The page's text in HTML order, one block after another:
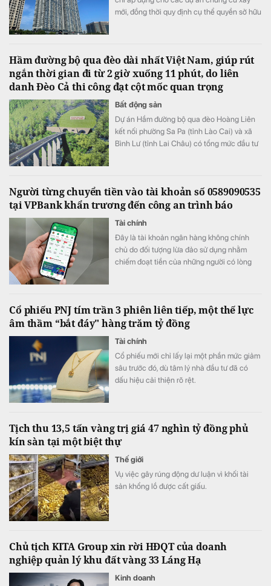
mới, đồng thời quy định cụ thể quyền sở hữu
Hầm đường bộ qua đèo dài nhất Việt Nam, giúp rút
ngắn thời gian đi từ 2 giờ xuống 11 phút, do liên
danh Đèo Cả thi công đạt cột mốc quan trọng
Bất động sản
​Dự án Hầm đường bộ qua đèo Hoàng Liên
kết nối phường Sa Pa (tỉnh Lào Cai) và xã
Bình Lư (tỉnh Lai Châu) có tổng mức đầu tư
Người từng chuyển tiền vào tài khoản số 0589090535
tại VPBank khẩn trương đến công an trình báo
Tài chính
Đây là tài khoản ngân hàng không chính
chủ do đối tượng lừa đảo sử dụng nhằm
chiếm đoạt tiền của những người có lòng
Cổ phiếu PNJ tím trần 3 phiên liên tiếp, một thế lực
âm thầm “bắt đáy" hàng trăm tỷ đồng
Tài chính
Cổ phiếu mới chỉ lấy lại một phần mức giảm
sâu trước đó, dù tâm lý nhà đầu tư đã có
dấu hiệu cải thiện rõ rệt.
Tịch thu 13,5 tấn vàng trị giá 47 nghìn tỷ đồng phủ
kín sàn tại một biệt thự
Thế giới
Vụ việc gây rúng động dư luận vì khối tài
sản khổng lồ được cất giấu.
Chủ tịch KITA Group xin rời HĐQT của doanh
nghiệp quản lý khu đất vàng 33 Láng Hạ
Kinh doanh